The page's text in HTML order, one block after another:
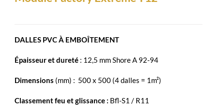
DALLES PVC À EMBOÎTEMENT
Épaisseur et dureté : 12,5 mm Shore A 92-94
Dimensions (mm) : 500 x 500 (4 dalles = 1m²)
Classement feu et glissance : Bfl-S1 / R11